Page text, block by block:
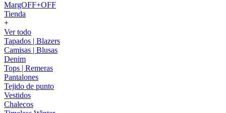
MargOFF+OFF
Tienda
+
Ver todo
Tapados | Blazers
Camisas | Blusas
Denim
Tops | Remeras
Pantalones
Tejido de punto
Vestidos
Chalecos